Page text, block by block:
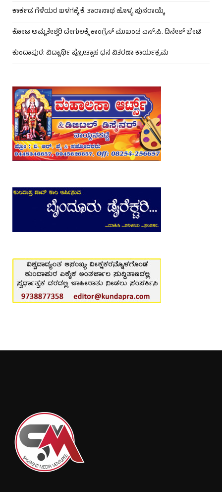
ಕಾರ್ಕಡ ಗೆಳೆಯರ ಬಳಗಕ್ಕೆ ಕೆ. ತಾರಾನಾಥ ಹೊಳ್ಳ ಪುನರಾಯ್ಕೆ
ಕೋಟ ಅಮೃತೇಶ್ವರಿ ದೇಗುಲಕ್ಕೆ ಕಾಂಗ್ರೆಸ್ ಮುಖಂಡ ಎಸ್.ಪಿ. ದಿನೇಶ್ ಭೇಟಿ
ಕುಂದಾಪುರ: ವಿದ್ಯಾರ್ಥಿ ಪ್ರೋತ್ಸಾಹ ಧನ ವಿತರಣಾ ಕಾರ್ಯಕ್ರಮ